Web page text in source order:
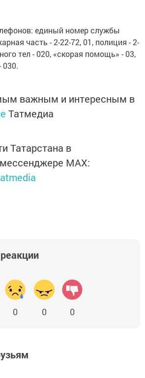
единый номер службы
часть - 2-22-72, 01, полиция - 2-
тел - 020, «скорая помощь» - 03,
030.
важным и интересным в
Татмедиа
Татарстана в
MАХ:
0 0 0